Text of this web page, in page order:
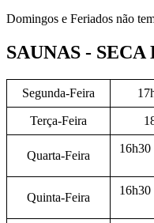
Domingos e Feriados não
SAUNAS - SECA
Segunda-Feira
Terça-Feira
Quarta-Feira
16h30
Quinta-Feira
16h30